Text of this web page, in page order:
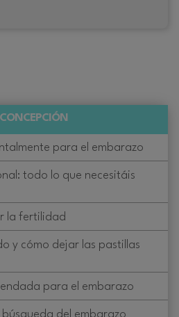
para el embarazo
todo lo que necesitáis
la fertilidad
y cómo dejar las pastillas
para el embarazo
del embarazo